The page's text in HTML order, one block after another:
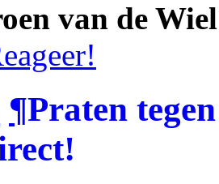
van de Wiel
¶Praten